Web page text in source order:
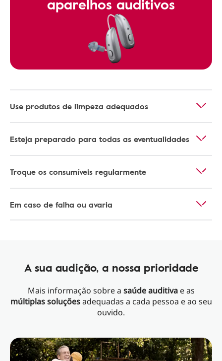
Use produtos de limpeza adequados
Esteja preparado para todas as eventualidades
Troque os consumíveis regularmente
Em caso de falha ou avaria
A sua audição, a nossa prioridade
Mais informação sobre a saúde auditivae as
múltiplas soluçõesadequadas a cada pessoa e ao seu
ouvido.